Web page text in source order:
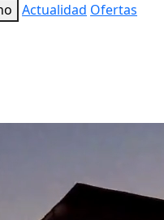
Actualidad Ofertas